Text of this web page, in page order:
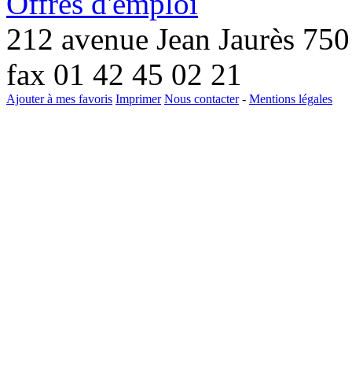
212 avenue Jean Jaurès
fax 01 42 45 02 21
Ajouter à mes favoris Imprimer Nous contacter- Mentions légales